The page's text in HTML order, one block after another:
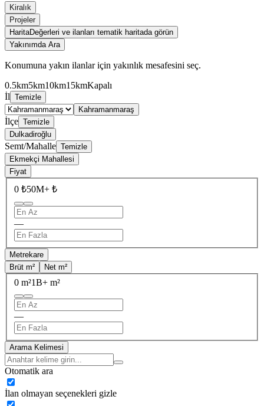
Kiralık
Projeler
HaritaDeğerleri ve ilanları tematik haritada görün
Yakınımda Ara
Konumuna yakın ilanlar için yakınlık mesafesini seç.
0.5km5km10km15kmKapalı
İl Temizle
Kahramanmaraş
İlçe Temizle
Dulkadiroğlu
Semt/Mahalle Temizle
Ekmekçi Mahallesi
Fiyat
0 ₺50M+ ₺
—
Metrekare
Brüt m²
Net m²
0 m²1B+ m²
—
Arama Kelimesi
Otomatik ara
İlan olmayan seçenekleri gizle